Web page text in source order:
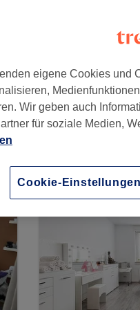
, 45130
über
zu finden.
eigene Cookies und
Wir geben auch
für soziale Medien,
Cookie-Einstellungen